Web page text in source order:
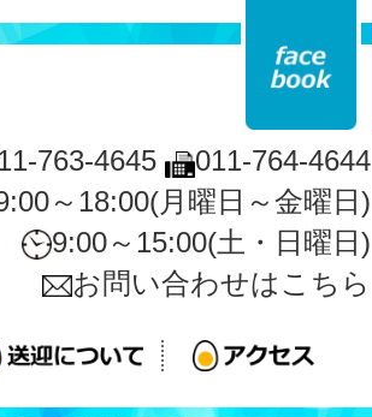
763-4645
011-764-4644
～18:00(月曜日～金曜日)
9:00～15:00(土・日曜日)
お問い合わせはこちら